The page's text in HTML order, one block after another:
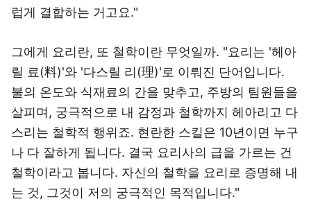
럽게 결합하는 거고요."
그에게 요리란, 또 철학이란 무엇일까. "요리는 '헤아
릴 료(料)'와 '다스릴 리(理)'로 이뤄진 단어입니다.
불의 온도와 식재료의 간을 맞추고, 주방의 팀원들을
살피며, 궁극적으로 내 감정과 철학까지 헤아리고 다
스리는 철학적 행위죠. 현란한 스킬은 10년이면 누구
나 다 잘하게 됩니다. 결국 요리사의 급을 가르는 건
철학이라고 봅니다. 자신의 철학을 요리로 증명해 내
는 것, 그것이 저의 궁극적인 목적입니다."